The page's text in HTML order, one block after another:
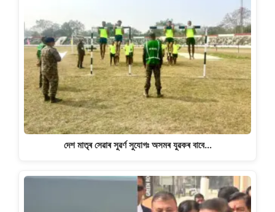
দেশ মাতৃৰ সেৱাৰ সুৱৰ্ণ সুযোগঃ অসমৰ যুৱকৰ বাবে…